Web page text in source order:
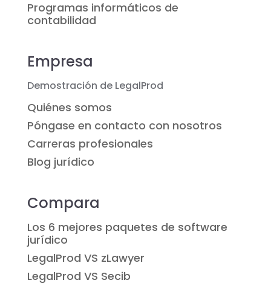
Programas informáticos de
contabilidad
Empresa
Demostración de LegalProd
Quiénes somos
Póngase en contacto con nosotros
Carreras profesionales
Blog jurídico
Compara
Los 6 mejores paquetes de software
jurídico
LegalProd VS zLawyer
LegalProd VS Secib